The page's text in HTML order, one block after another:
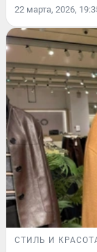
22 марта, 2026,
СТИЛЬ И